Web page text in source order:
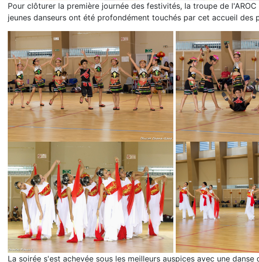
Pour clôturer la première journée des festivités, la troupe de
jeunes danseurs ont été profondément touchés par cet accueil
La soirée s'est achevée sous les meilleurs auspices avec une